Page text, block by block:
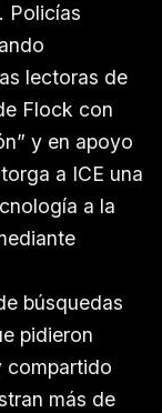
Policías
lectoras de
Flock con
y en apoyo
a ICE una
a la
búsquedas
pidieron
compartido
más de